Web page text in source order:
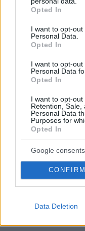
grant or deny
use your data for
consent section.
Opted In
I want to opt-
Personal Data.
Opted In
I want to opt-
Personal Data
Opted In
I want to opt-out
Retention, Sale,
Personal Data
Purposes for
Opted In
Google consents
CONFIRM
Data Deletion
του τραγούδια, γιατί
06.08.2026, 16:32
55χρονος στην Κρήτη
ιστοσελίδα θα του
αποδόσεις σε
€100.000
06.08.2026, 11:01
Μυστήριο με το
Χαμενεΐ στην
ένα σκοτεινό
06.08.2026, 13:37